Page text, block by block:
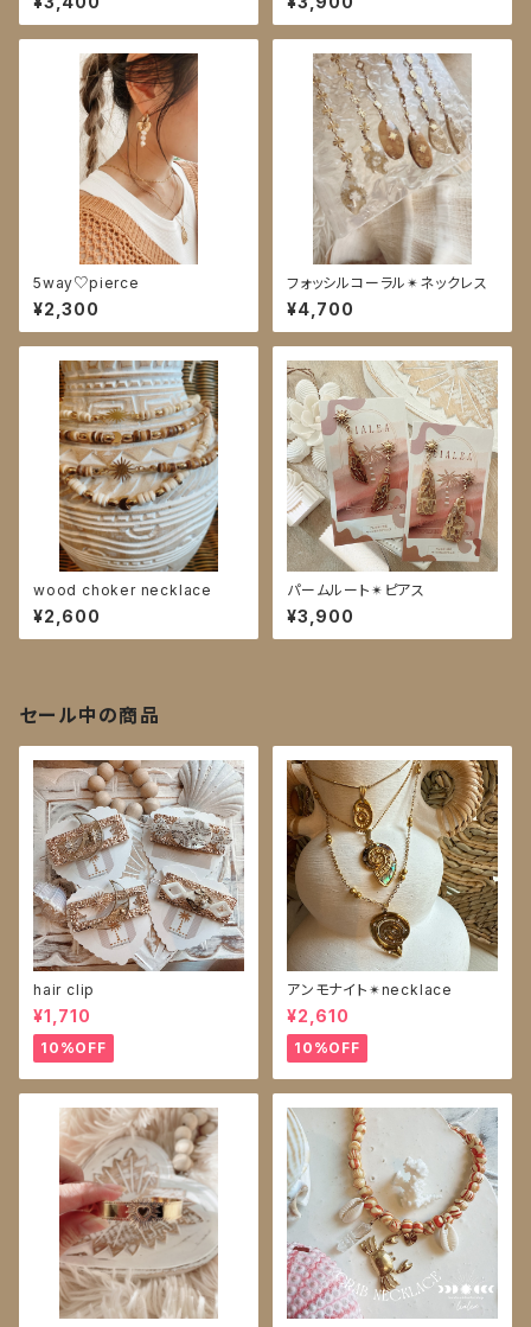
5way♡pierce
¥2,300
フォッシルコーラル✴︎ネックレス
¥4,700
wood choker necklace
¥2,600
パームルート✴︎ピアス
¥3,900
セール中の商品
hair clip
¥1,710
10%OFF
アンモナイト✴︎necklace
¥2,610
10%OFF